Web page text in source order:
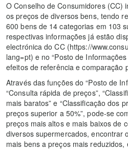
O Conselho de Consumidores (CC)
os preços de diversos bens, tendo
600 bens de 14 categorias em 103
respectivas informações já estão
electrónica do CC (https://
lang=pt) e no “Posto de
efeitos de referência e comparação
Através das funções do “Posto de
“Consulta rápida de preços”,
mais baratos” e “Classificação dos
preços superior a 50%”, pode-se
preços mais altos e mais baixos de
diversos supermercados, encontrar
mais bens a preços mais